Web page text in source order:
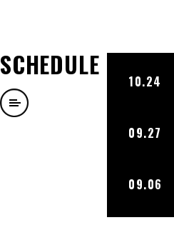
SCHEDULE
10.24
09.27
09.06